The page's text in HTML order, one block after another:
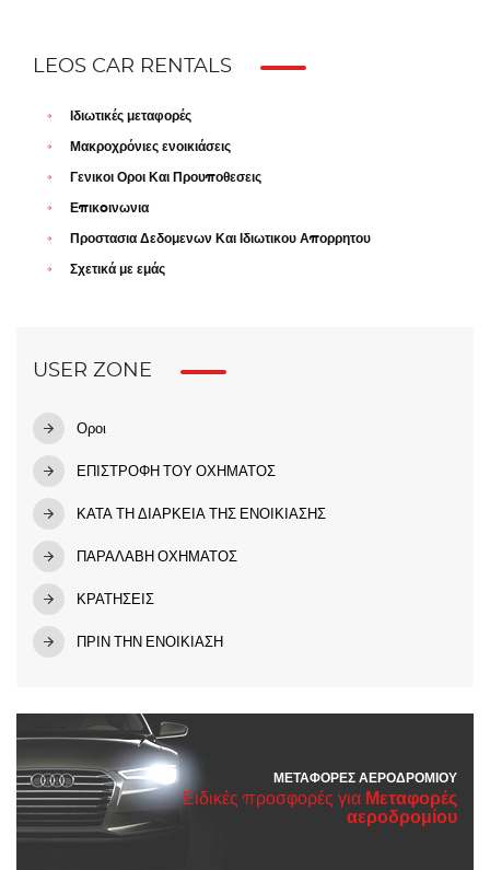
LEOS CAR RENTALS
Ιδιωτικές μεταφορές
Μακροχρόνιες ενοικιάσεις
Γενικοι Οροι Και Προυποθεσεις
Επικoινωνια
Προστασια Δεδομενων Και Ιδιωτικου Απορρητου
Σχετικά με εμάς
USER ZONE
Οροι
ΕΠΙΣΤΡΟΦΗ ΤΟΥ ΟΧΗΜΑΤΟΣ
ΚΑΤΑ ΤΗ ΔΙΑΡΚΕΙΑ ΤΗΣ ΕΝΟΙΚΙΑΣΗΣ
ΠΑΡΑΛΑΒΗ ΟΧΗΜΑΤΟΣ
ΚΡΑΤΗΣΕΙΣ
ΠΡΙΝ ΤΗΝ ΕΝΟΙΚΙΑΣΗ
ΜΕΤΑΦΟΡΈΣ ΑΕΡΟΔΡΟΜΊΟΥ
Ειδικές προσφορές για Μεταφορές
αεροδρομίου